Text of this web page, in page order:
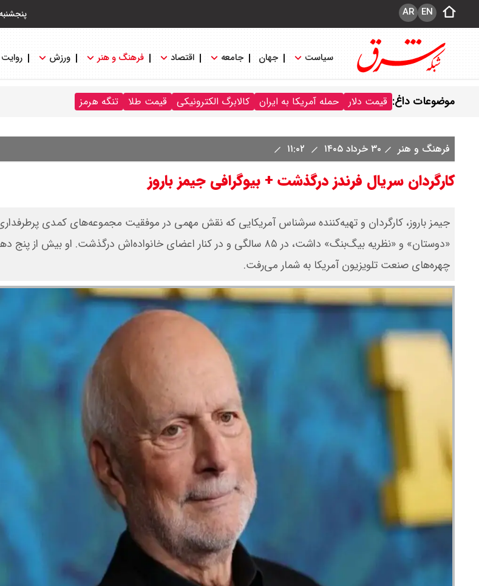
پنجشنبه ۱۵ مرداد ۱۴۰۵ EN
AR
سیاست جهان جامعه اقتصاد فرهنگ و هنر ورزش روایت
موضوعات داغ: قیمت دلار حمله آمریکا به ایران کالابرگ الکترونیکی قیمت طلا تنگه هرمز
فرهنگ و هنر ۳۰ خرداد ۱۴۰۵
کارگردان سریال فرندز درگذشت + بیوگرافی جیمز باروز
جیمز باروز، کارگردان و تهیه‌کننده سرشناس آمریکایی که نقش مهمی در موفقیت مجموعه‌های کمدی
«دوستان» و «نظریه بیگ‌بنگ» داشت، در ۸۵ سالگی و در کنار اعضای خانواده‌اش درگذشت. او بیش از
چهره‌های صنعت تلویزیون آمریکا به شمار می‌رفت.